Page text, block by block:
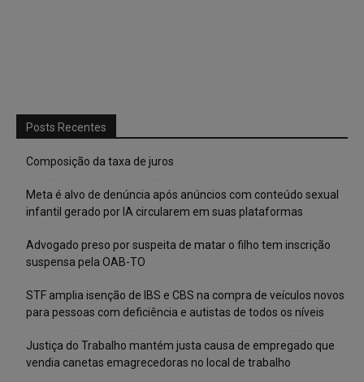
Posts Recentes
Composição da taxa de juros
Meta é alvo de denúncia após anúncios com conteúdo sexual
infantil gerado por IA circularem em suas plataformas
Advogado preso por suspeita de matar o filho tem inscrição
suspensa pela OAB-TO
STF amplia isenção de IBS e CBS na compra de veículos novos
para pessoas com deficiência e autistas de todos os níveis
Justiça do Trabalho mantém justa causa de empregado que
vendia canetas emagrecedoras no local de trabalho